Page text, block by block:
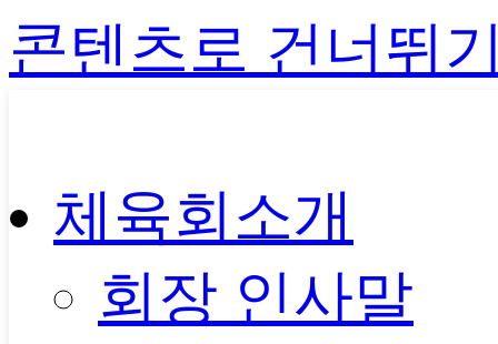
콘텐츠로 건너뛰
체육회소개
회장 인사말